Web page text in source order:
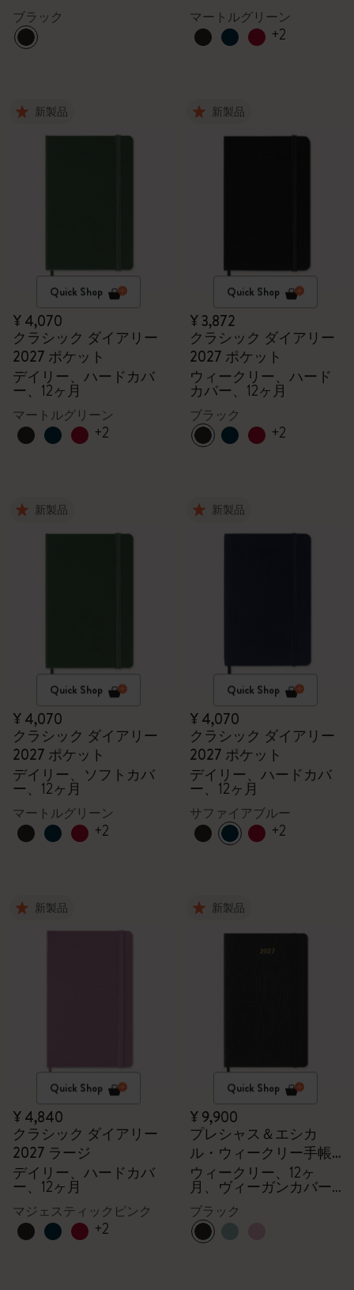
12ヶ月
ブラック マートルグリーン
+2
新製品
Quick Shop
¥ 4,070
クラシック ダイアリー
2027 ポケット
デイリー、ハードカバ
ー、12ヶ月
マートルグリーン
+2
新製品
Quick Shop
¥ 3,872
クラシック ダイアリー
2027 ポケット
ウィークリー、ハード
カバー、12ヶ月
ブラック
+2
新製品
Quick Shop
¥ 4,070
クラシック ダイアリー
2027 ポケット
デイリー、ソフトカバ
ー、12ヶ月
マートルグリーン
+2
新製品
Quick Shop
¥ 4,070
クラシック ダイアリー
2027 ポケット
デイリー、ハードカバ
ー、12ヶ月
サファイアブルー
+2
新製品
Quick Shop
¥ 4,840
クラシック ダイアリー
2027 ラージ
デイリー、ハードカバ
ー、12ヶ月
マジェスティックピンク
+2
新製品
Quick Shop
¥ 9,900
プレシャス＆エシカ
ル・ウィークリー手帳
2027
ウィークリー、12ヶ
月、ヴィーガンカバー,
ギフトボックス
ブラック